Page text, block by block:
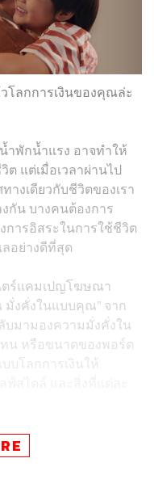
วโลกการเงินของคุณล่ะ
ำพักน้ำแรง อาจทำให้
ต แต่เมื่อเวลาผ่านไป
างเดียวกับชีวิตของเรา
กัน บางคนต้องการ
ารอิสระในการใช้ชีวิต
อย่างดีที่สุด
ร์แคมเปญโฆษณา
มั่งคั่งในแบบคุณ” จาก
บมามองความมั่งคั่งใน
น หรือขนาดของพอร์ต
โลกการเงินให้